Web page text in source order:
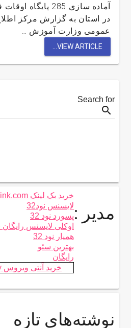
آماده سازي 285
در استان به گزارش مركز
عمومی وزارت آموزش …
VIEW ARTICLE...
Search for
search
مدیر :
خرید بک لینک behtarinbacklink.com
لایسنس نود32
پسورد نود 32
اوکلی لایسنس رایگان
همیار نود 32
بهترین سئو
رایگان
خرید آنتی ویروس Kaspersky
نوشته‌های تازه